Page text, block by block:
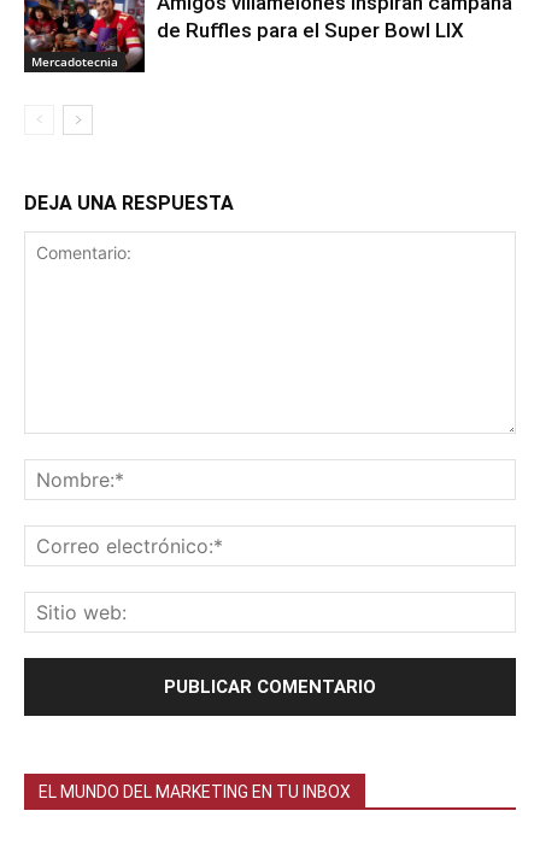
Mercadotecnia
de Ruffles para el Super Bowl LIX
DEJA UNA RESPUESTA
EL MUNDO DEL MARKETING EN TU INBOX